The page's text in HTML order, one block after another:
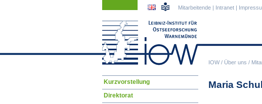
IOW/ Über uns /
Mitarbeitende | Intranet |
Maria
Navigation
Kurzvorstellung
Direktorat